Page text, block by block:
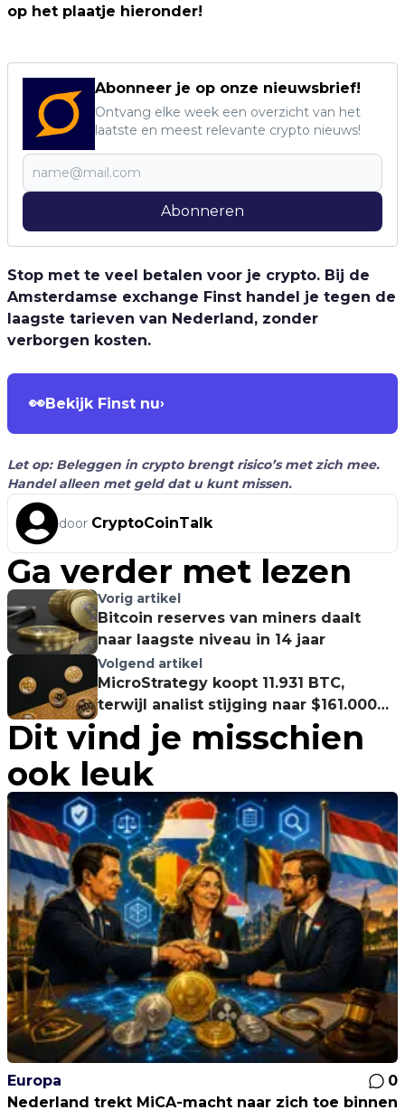
op het plaatje hieronder!
Abonneer je op onze nieuwsbrief!
Ontvang elke week een overzicht van het
laatste en meest relevante crypto nieuws!
Abonneren
Stop met te veel betalen voor je crypto. Bij de
Amsterdamse exchange Finst handel je tegen de
laagste tarieven van Nederland, zonder
verborgen kosten.
👀Bekijk Finst nu›
Let op: Beleggen in crypto brengt risico’s met zich mee.
Handel alleen met geld dat u kunt missen.
door CryptoCoinTalk
Ga verder met lezen
Vorig artikel
Bitcoin reserves van miners daalt
naar laagste niveau in 14 jaar
Volgend artikel
MicroStrategy koopt 11.931 BTC,
terwijl analist stijging naar $161.000
voorspelt
Dit vind je misschien
ook leuk
Europa
0
Nederland trekt MiCA-macht naar zich toe binnen